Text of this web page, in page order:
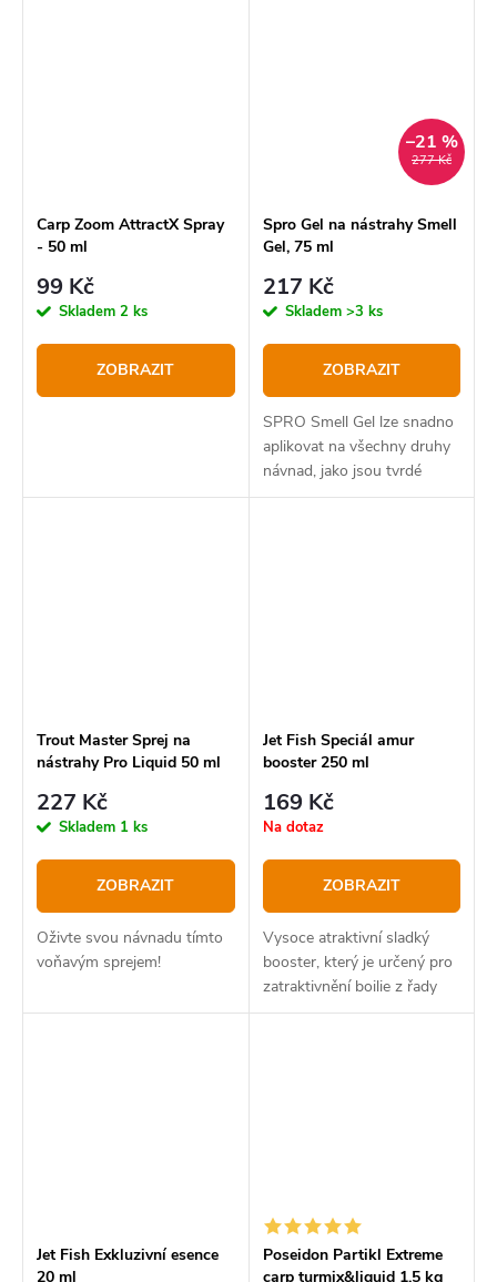
Carp Zoom AttractX Spray
- 50 ml
99 Kč
Skladem 2 ks
ZOBRAZIT
277 Kč
–21 %
Spro Gel na nástrahy Smell
Gel, 75 ml
217 Kč
Skladem >3 ks
ZOBRAZIT
SPRO Smell Gel lze snadno
aplikovat na všechny druhy
návnad, jako jsou tvrdé
návnady, měkké návnady a
Trout Master Sprej na
nástrahy Pro Liquid 50 ml
227 Kč
Skladem 1 ks
ZOBRAZIT
Oživte svou návnadu tímto
voňavým sprejem!
Jet Fish Speciál amur
booster 250 ml
169 Kč
Na dotaz
ZOBRAZIT
Vysoce atraktivní sladký
booster, který je určený pro
zatraktivnění boilie z řady
Speciál Amur.
Jet Fish Exkluzivní esence
20 ml
Poseidon Partikl Extreme
carp turmix&liquid 1,5 kg